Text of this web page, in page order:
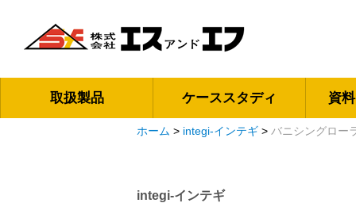
取扱製品 ケーススタディ 資
ホーム > integi-インテギ > バニシングロー
integi-インテギ